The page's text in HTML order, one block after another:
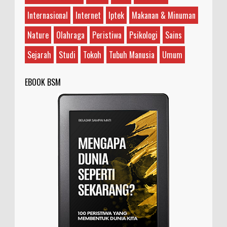
dan memiliki makna yang bervariasi, tergantung
Internasional
Internet Iptek
Makanan & Minuman
Nature
Olahraga Peristiwa Psikologi
Sains
Sejarah
Studi Tokoh Tubuh Manusia Umum
EBOOK BSM